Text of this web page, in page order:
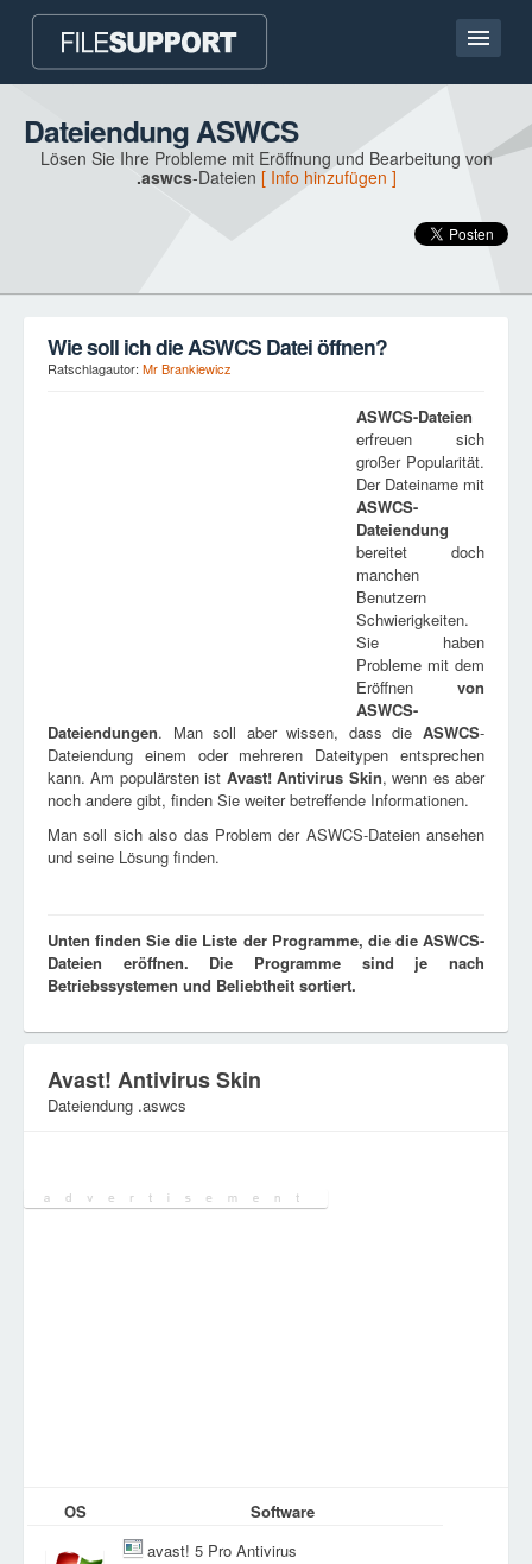
Hauptseite
Kontakt
Dateiendung ASWCS
Lösen Sie Ihre Probleme mit Eröffnung und Bearbeitung von
.aswcs-Dateien [ Info hinzufügen ]
Wie soll ich die ASWCS Datei öffnen?
Ratschlagautor: Mr Brankiewicz
ASWCS-Dateien
erfreuen sich
großer Popularität.
Der Dateiname mit
ASWCS-
Dateiendung
bereitet doch
manchen
Benutzern
Schwierigkeiten.
Sie haben
Probleme mit dem
Eröffnen von
ASWCS-
Dateiendungen. Man soll aber wissen, dass die ASWCS-
Dateiendung einem oder mehreren Dateitypen entsprechen
kann. Am populärsten ist Avast! Antivirus Skin, wenn es aber
noch andere gibt, finden Sie weiter betreffende Informationen.
Man soll sich also das Problem der ASWCS-Dateien ansehen
und seine Lösung finden.
Unten finden Sie die Liste der Programme, die die ASWCS-
Dateien eröffnen. Die Programme sind je nach
Betriebssystemen und Beliebtheit sortiert.
Avast! Antivirus Skin
Dateiendung .aswcs
OS
Software
avast! 5 Pro Antivirus